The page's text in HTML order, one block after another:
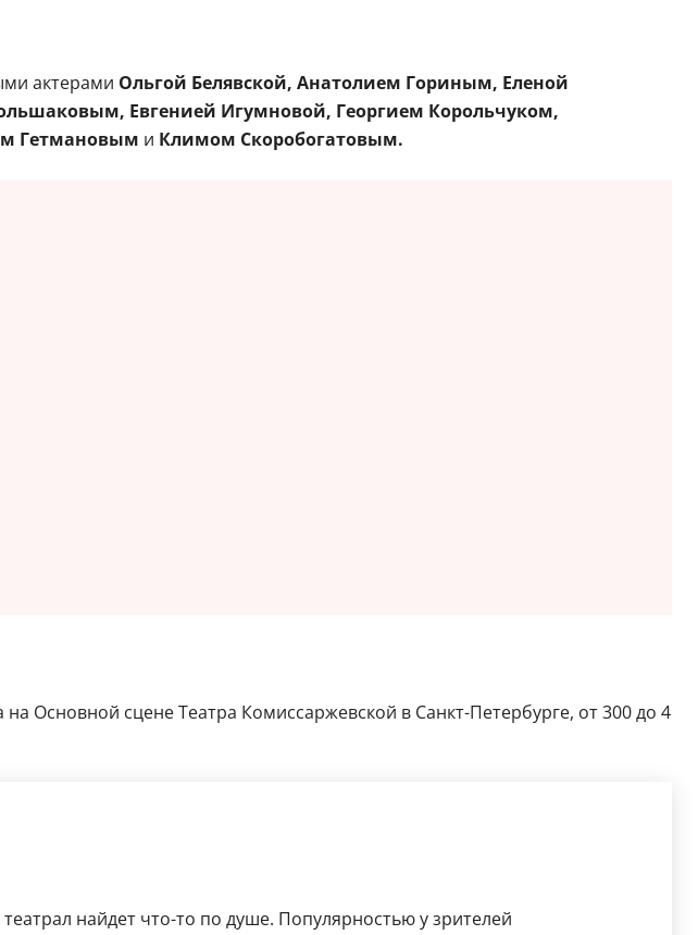
актерами Ольгой Белявской, Анатолием Гориным, Еленой
Евгенией Игумновой, Георгием Корольчуком,
Гетмановым и Климом Скоробогатовым.
Основной сцене Театра Комиссаржевской в Санкт-Петербурге, от 300 до 4
найдет что-то по душе. Популярностью у зрителей